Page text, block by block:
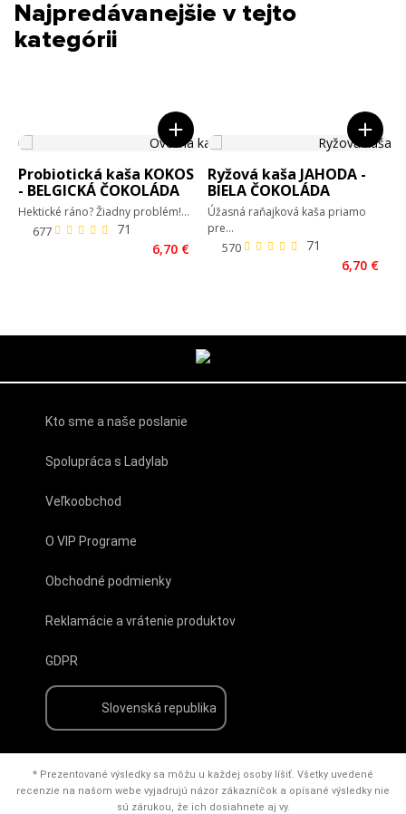
Najpredávanejšie v tejto
kategórii
kaša KOKOS
ČOKOLÁDA
problém!...
Ryžová kaša JAHODA -
BIELA ČOKOLÁDA
Úžasná raňajková kaša priamo
pre...
Ovsená kaša
ČOKOLÁDA
Prémiová ovsená
Kto sme a naše poslanie
Spolupráca s Ladylab
Veľkoobchod
O VIP Programe
Obchodné podmienky
Reklamácie a vrátenie produktov
GDPR
Slovenská republika
* Prezentované výsledky sa môžu u každej osoby líšiť. Všetky uvedené
recenzie na našom webe vyjadrujú názor zákazníčok a opísané výsledky nie
sú zárukou, že ich dosiahnete aj vy.